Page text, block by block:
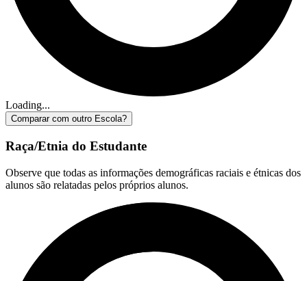
Loading...
Comparar com outro Escola?
Raça/Etnia do Estudante
Observe que todas as informações demográficas raciais e étnicas dos
alunos são relatadas pelos próprios alunos.